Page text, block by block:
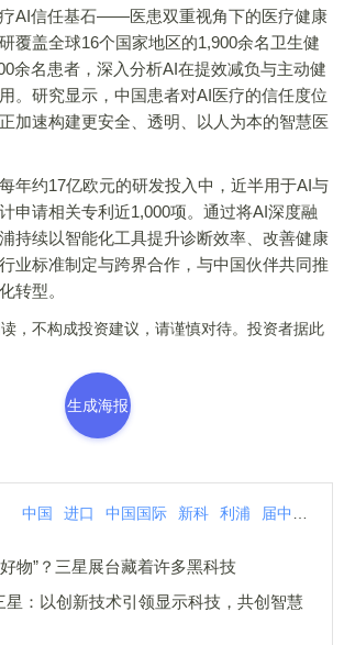
AI信任基石——医患双重视角下的医疗健康
覆盖全球16个国家地区的1,900余名卫生健
余名患者，深入分析AI在提效减负与主动健
。研究显示，中国患者对AI医疗的信任度位
加速构建更安全、透明、以人为本的智慧医
约17亿欧元的研发投入中，近半用于AI与
申请相关专利近1,000项。通过将AI深度融
持续以智能化工具提升诊断效率、改善健康
业标准制定与跨界合作，与中国伙伴共同推
转型。
不构成投资建议，请谨慎对待。投资者据此
生成海报
中国 进口 中国国际 新科 利浦 届中
物”？三星展台藏着许多黑科技
星：以创新技术引领显示科技，共创智慧